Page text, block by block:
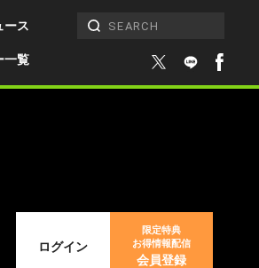
一覧
ース
ログイン
限定特典
お得情報配信
会員登録